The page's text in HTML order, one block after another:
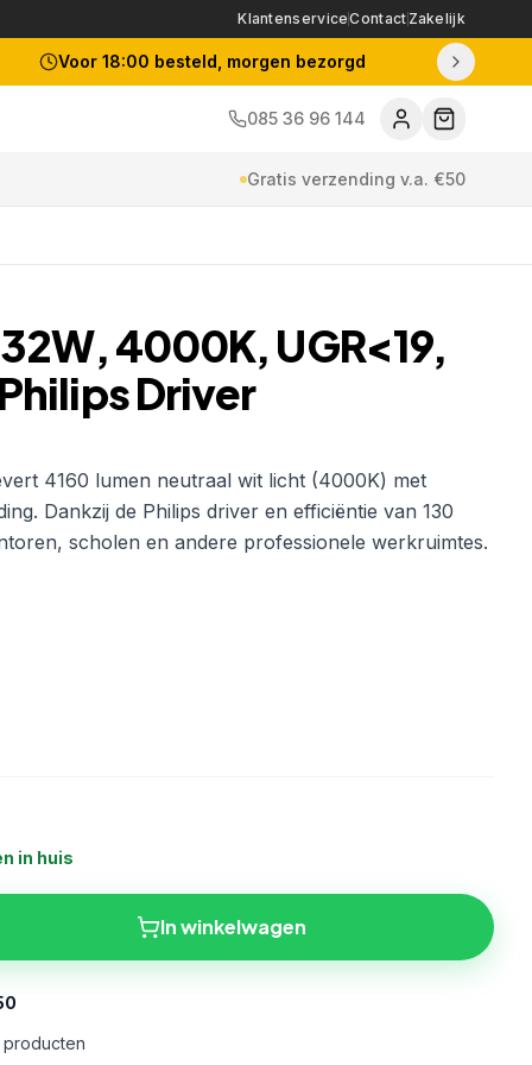
KlantenserviceContact Zakelijk
Voor 18:00 besteld, morgen bezorgd
085 36 96 144
Gratis verzending v.a. €50
4000K, UGR<19,
Driver
4160 lumen neutraal wit licht (4000K) met
Dankzij de Philips driver en efficiëntie van 130
scholen en andere professionele werkruimtes.
in huis
In winkelwagen